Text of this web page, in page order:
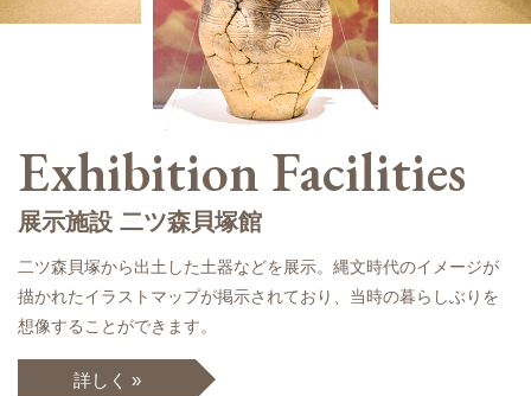
Exhibition Facilities
展示施設 二ツ森貝塚館
二ツ森貝塚から出土した土器などを展示。縄文時代のイメージが
描かれたイラストマップが掲示されており、当時の暮らしぶりを
想像することができます。
詳しく »